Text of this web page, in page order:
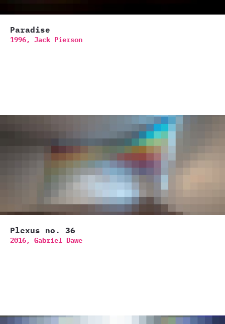
Paradise
1996, Jack Pierson
Plexus no. 36
2016, Gabriel Dawe